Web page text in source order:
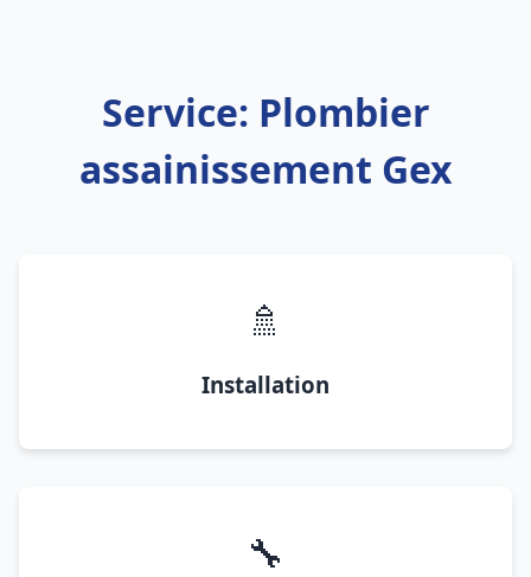
Service: Plombier
assainissement Gex
🚿
Installation
🔧